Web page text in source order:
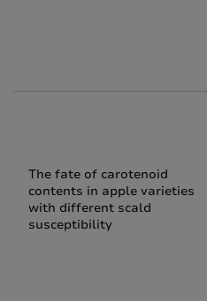
The fate of carotenoid
contents in apple varieties
with different scald
susceptibility